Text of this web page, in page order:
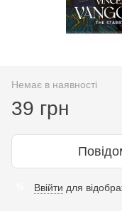
Немає в наявності
39 грн
Ввійти для